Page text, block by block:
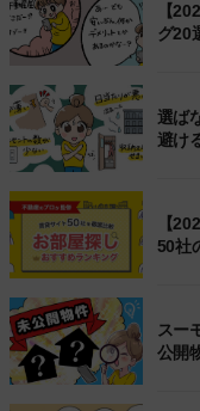
【
グ20
選ば
避け
【
50社
スー
公開